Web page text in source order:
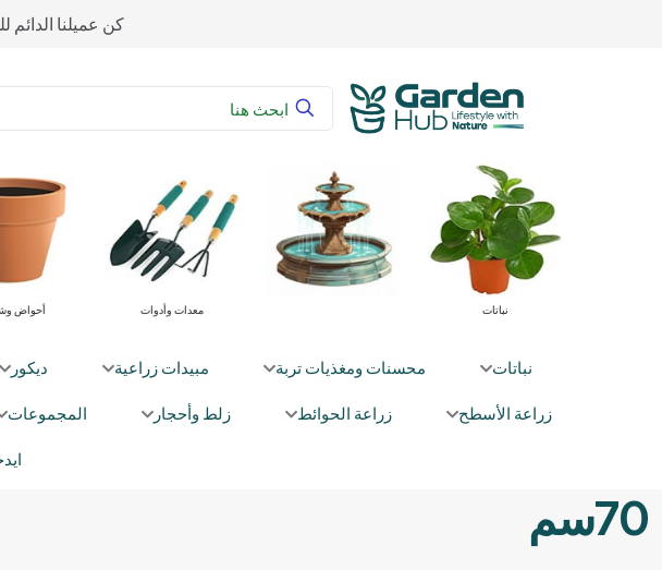
كن عميلنا
أحواض معدات وأدوات نباتات
نباتات محسنات ومغذيات تربة مبيدات زراعية ديكور
زراعة الأسطح زراعة الحوائط زلط وأحجار المجموعات
70سم